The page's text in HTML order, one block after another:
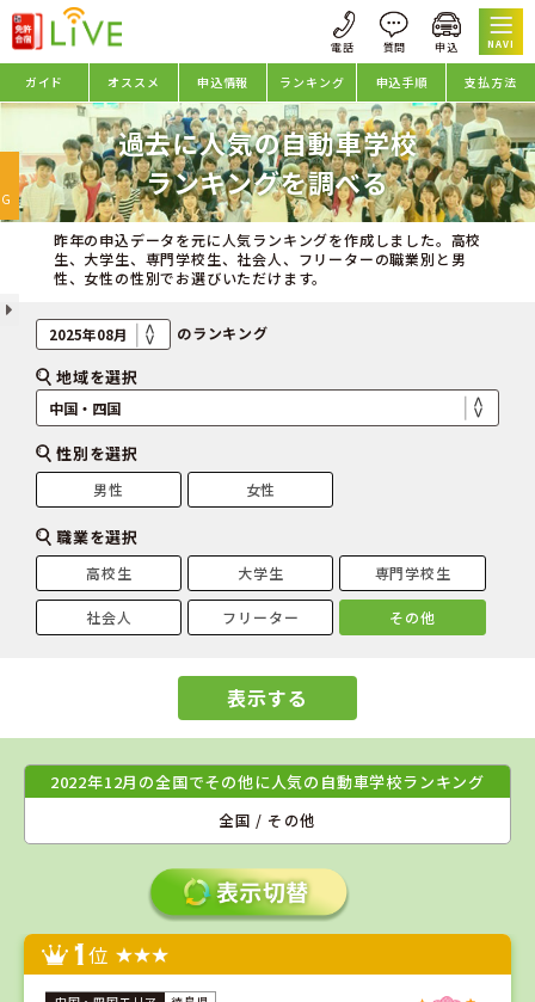
NAVI
ガイド オススメ 申込情報 ランキング 申込手順 支払方法
過去に人気の自動車学校
ランキングを調べる
昨年の申込データを元に人気ランキングを作成しました。高校
生、大学生、専門学校生、社会人、フリーターの職業別と男
性、女性の性別でお選びいただけます。
のランキング
地域を選択
性別を選択
男性 女性
職業を選択
高校生 大学生 専門学校生
社会人 フリーター その他
表示する
2022年12月の全国でその他に人気の自動車学校ランキング
全国 / その他
1位